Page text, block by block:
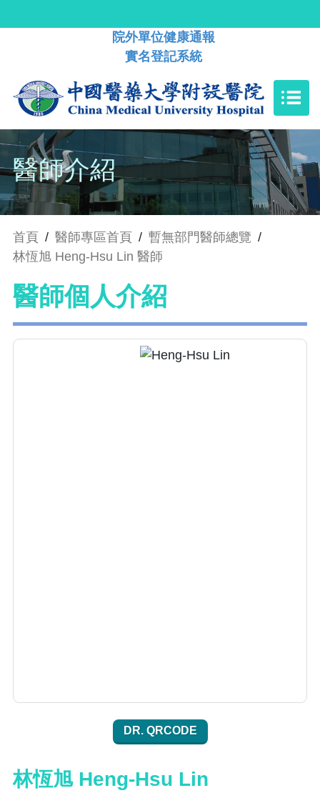
院外單位健康通報
實名登記系統
醫師介紹
首頁 / 醫師專區首頁 / 暫無部門醫師總覽 /
林恆旭 Heng-Hsu Lin 醫師
醫師個人介紹
DR. QRCODE
林恆旭 Heng-Hsu Lin